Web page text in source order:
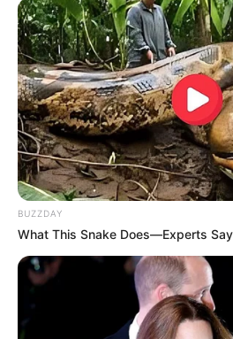
કેનેડામાં કાર
એન્જિનિયરનું મોત
2 weeks ago
પેપર લીક વિરુદ્ધ
વર્ષની જેલ અને 10
2 weeks ago
મોદીએ રાતે 12
કહ્યું, પેપર લીક પર
Categories
BUZZDAY
What This Snake Does—Experts